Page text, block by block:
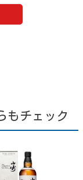
もチェック